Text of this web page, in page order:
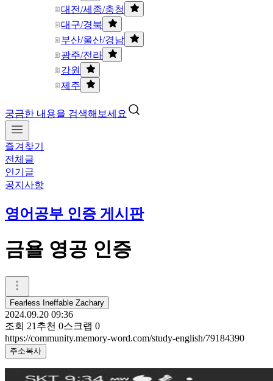
대전/세종/충청
대구/경북
부산/울산/경남
광주/전라
강원
제주
궁금한 내용을 검색해보세요
즐겨찾기
전체글
인기글
공지사항
영어공부 인증 게시판
금욜 영공 인증
Fearless Ineffable Zachary
2024.09.20 09:36
조회 21 추천 0스크랩 0
https://community.memory-word.com/study-english/79184390
주소복사